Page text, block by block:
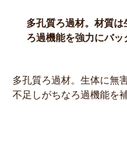
多孔質ろ過材。材質
ろ過機能を強力にバッ
多孔質ろ過材。生体に無
不足しがちなろ過機能を